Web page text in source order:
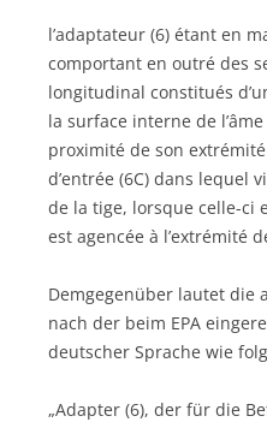
l’adaptateur (6) étant en
comportant en outré des
longitudinal constitués
la surface interne de
proximité de son
d’entrée (6C) dans lequel
de la tige, lorsque celle-ci
est agencée à l’extrémité
Demgegenüber lautet die
nach der beim EPA
deutscher Sprache wie
„Adapter (6), der für die